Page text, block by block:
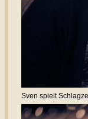
Sven spielt